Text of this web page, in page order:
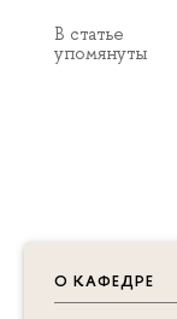
О КАФЕДРЕ
В статье
упомянуты